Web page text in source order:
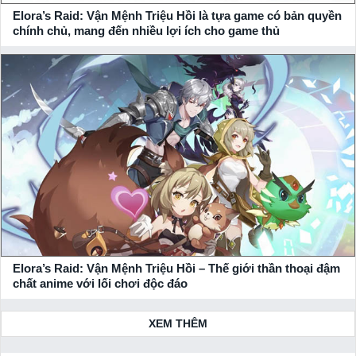
Elora’s Raid: Vận Mệnh Triệu Hồi là tựa game có bản quyền
chính chủ, mang đến nhiều lợi ích cho game thủ
Elora’s Raid: Vận Mệnh Triệu Hồi – Thế giới thần thoại đậm
chất anime với lối chơi độc đáo
XEM THÊM